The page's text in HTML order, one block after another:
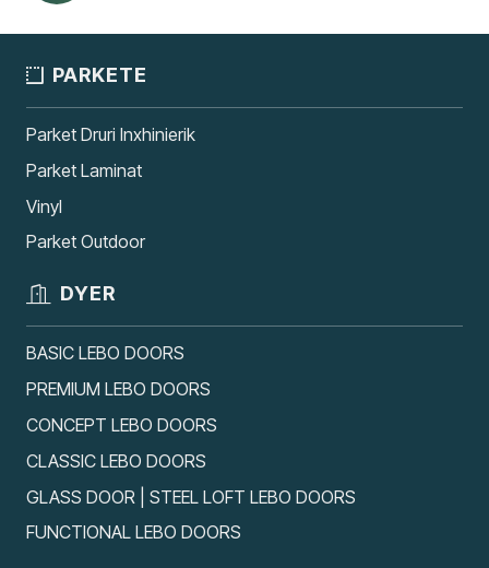
PARKETE
Parket Druri Inxhinierik
Parket Laminat
Vinyl
Parket Outdoor
DYER
BASIC LEBO DOORS
PREMIUM LEBO DOORS
CONCEPT LEBO DOORS
CLASSIC LEBO DOORS
GLASS DOOR | STEEL LOFT LEBO DOORS
FUNCTIONAL LEBO DOORS